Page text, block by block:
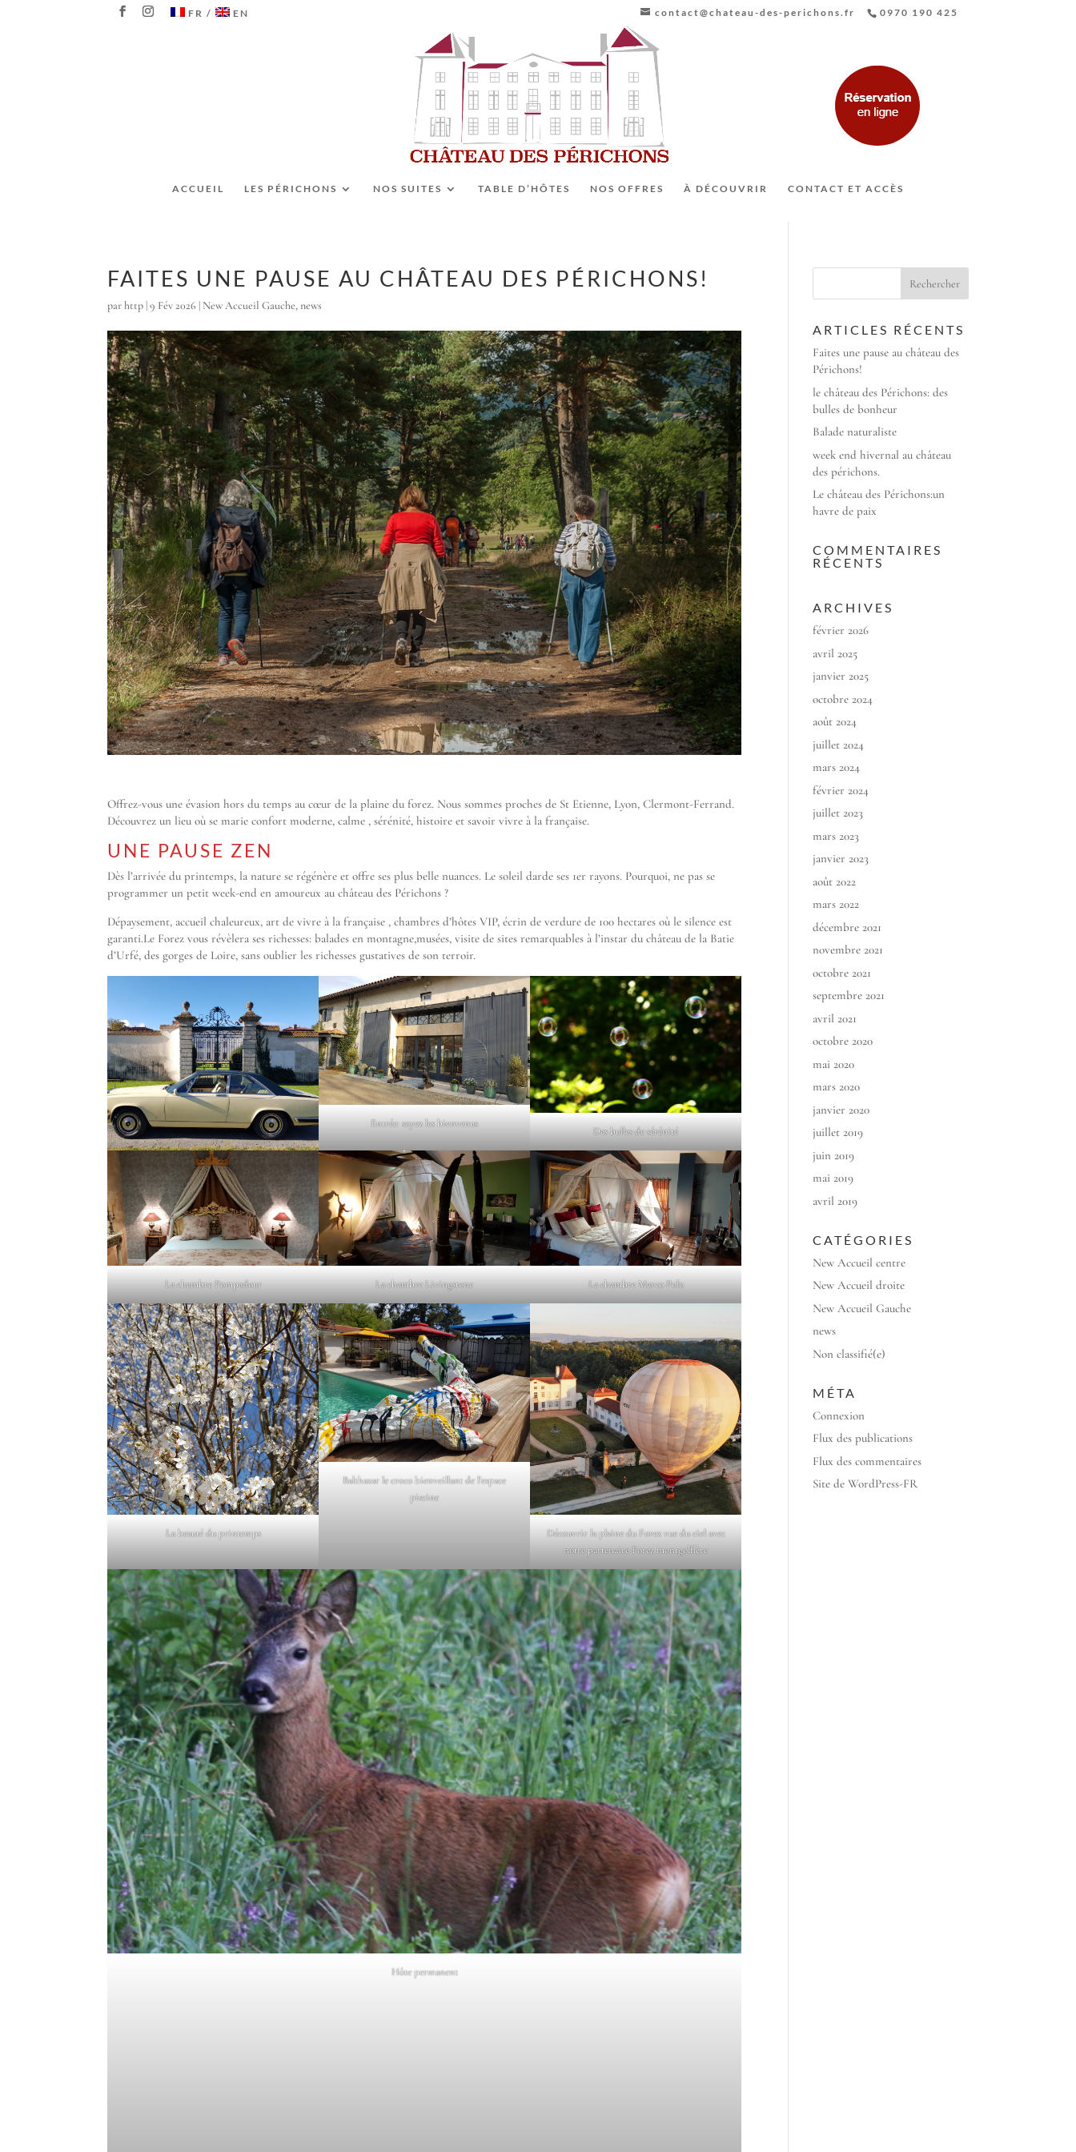
0970 190 425
contact@chateau-des-perichons.fr
FR EN
ACCUEIL LES PÉRICHONS NOS SUITES TABLE D’HÔTES NOS OFFRES À DÉCOUVRIR CONTACT ET ACCÈS
FAITES UNE PAUSE AU CHÂTEAU DES PÉRICHONS!
parhttp |9 Fév 2026 | New Accueil Gauche,news
Offrez-vous une évasion hors du temps au cœur de la plaine du forez. Nous sommes proches de St Etienne, Lyon, Clermont-Ferrand.
Découvrez un lieu où se marie confort moderne, calme , sérénité, histoire et savoir vivre à la française.
UNE PAUSE ZEN
Dès l’arrivée du printemps, la nature se régénère et offre ses plus belle nuances. Le soleil darde ses 1er rayons. Pourquoi, ne pas se
programmer un petit week-end en amoureux au château des Périchons ?
Dépaysement, accueil chaleureux, art de vivre à la française , chambres d’hôtes VIP, écrin de verdure de 100 hectares où le silence est
garanti.Le Forez vous révèlera ses richesses: balades en montagne,musées, visite de sites remarquables à l’instar du château de la Batie
d’Urfé, des gorges de Loire, sans oublier les richesses gustatives de son terroir.
Entrée: soyez les bienvenus
Des bulles de sérénité
La chambre Pompadour La chambre Livingstone La chambre Marco Polo
La beauté du printemps
Balthazar le croco bienveillant de l’espace
piscine
Découvrir la plaine du Forez vue du ciel avec
notre partenaire Forez montgolfière
Hôte permanent
ARTICLES RÉCENTS
Faites une pause au château des
Périchons!
le château des Périchons: des
bulles de bonheur
Balade naturaliste
week end hivernal au château
des périchons.
Le château des Périchons:un
havre de paix
COMMENTAIRES
RÉCENTS
ARCHIVES
février 2026
avril 2025
janvier 2025
octobre 2024
août 2024
juillet 2024
mars 2024
février 2024
juillet 2023
mars 2023
janvier 2023
août 2022
mars 2022
décembre 2021
novembre 2021
octobre 2021
septembre 2021
avril 2021
octobre 2020
mai 2020
mars 2020
janvier 2020
juillet 2019
juin 2019
mai 2019
avril 2019
CATÉGORIES
New Accueil centre
New Accueil droite
New Accueil Gauche
news
Non classifié(e)
MÉTA
Connexion
Flux des publications
Flux des commentaires
Site de WordPress-FR